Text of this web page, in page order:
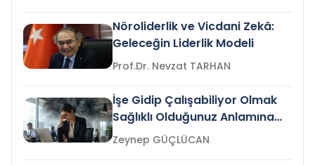
Nöroliderlik ve Vicdani Zekâ:
Geleceğin Liderlik Modeli
Prof.Dr. Nevzat TARHAN
İşe Gidip Çalışabiliyor Olmak
Sağlıklı Olduğunuz Anlamına
Gelir mi?Zeynep GÜÇLÜCAN